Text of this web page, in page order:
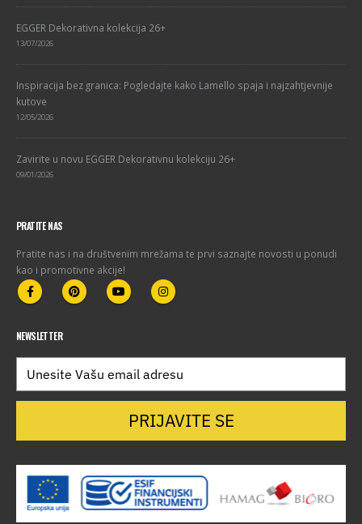
EGGER Dekorativna kolekcija 26+
13/07/2026
Inspiracija bez granica: Pogledajte kako Lamello spaja i najzahtjevnije
kutove
12/05/2026
Zavirite u novu EGGER Dekorativnu kolekciju 26+
09/01/2026
PRATITE NAS
Pratite nas i na društvenim mrežama te prvi saznajte novosti u ponudi
kao i promotivne akcije!
NEWSLETTER
PRIJAVITE SE